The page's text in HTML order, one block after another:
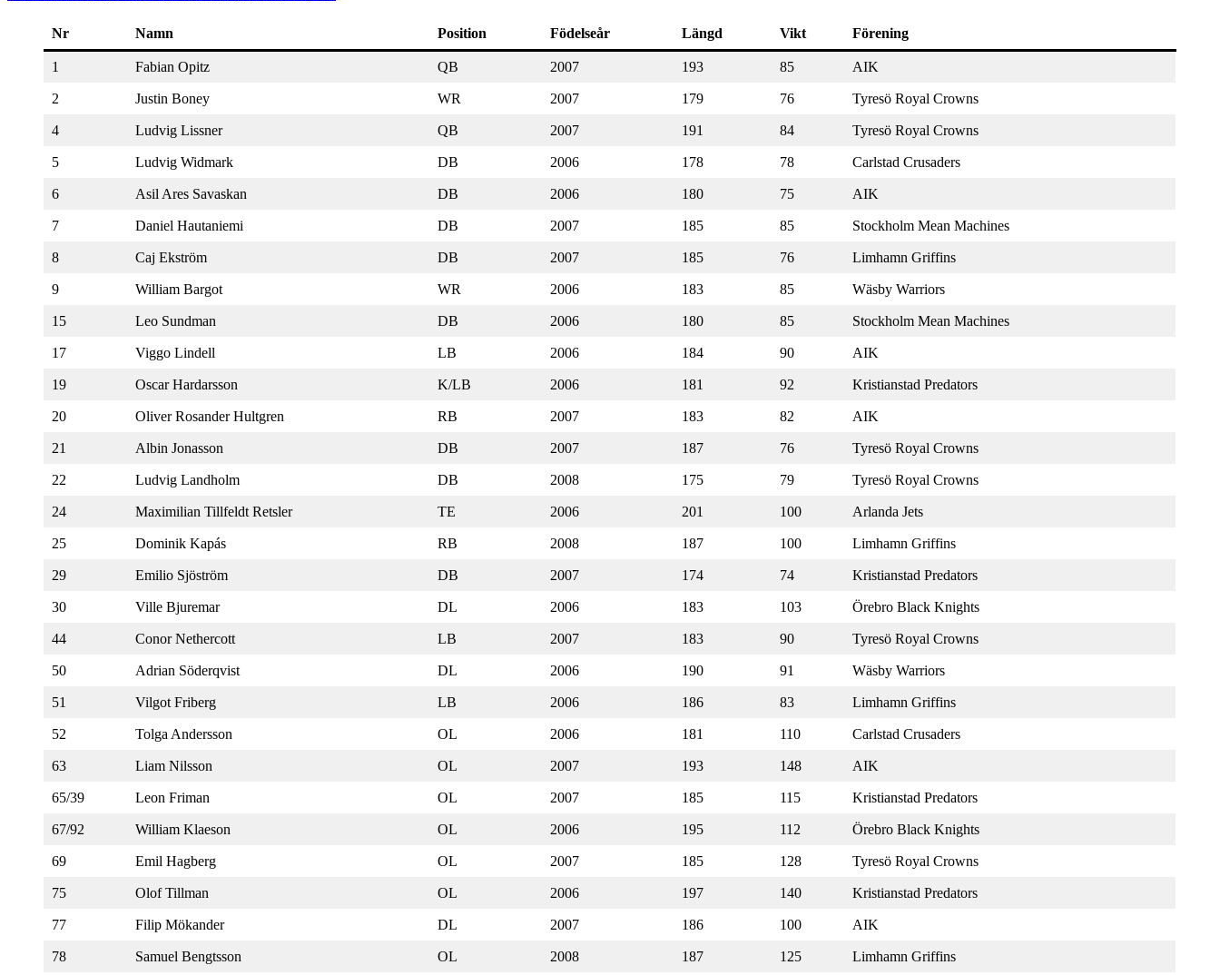
Nr Namn Position Födelseår Längd Vikt Förening
1 Fabian Opitz QB 2007 193 85 AIK
2 Justin Boney WR 2007 179 76 Tyresö Royal Crowns
4 Ludvig Lissner QB 2007 191 84 Tyresö Royal Crowns
5 Ludvig Widmark DB 2006 178 78 Carlstad Crusaders
6 Asil Ares Savaskan DB 2006 180 75 AIK
7 Daniel Hautaniemi DB 2007 185 85 Stockholm Mean Machines
8 Caj Ekström DB 2007 185 76 Limhamn Griffins
9 William Bargot WR 2006 183 85 Wäsby Warriors
15 Leo Sundman DB 2006 180 85 Stockholm Mean Machines
17 Viggo Lindell LB 2006 184 90 AIK
19 Oscar Hardarsson K/LB 2006 181 92 Kristianstad Predators
20 Oliver Rosander Hultgren RB 2007 183 82 AIK
21 Albin Jonasson DB 2007 187 76 Tyresö Royal Crowns
22 Ludvig Landholm DB 2008 175 79 Tyresö Royal Crowns
24 Maximilian Tillfeldt Retsler TE 2006 201 100 Arlanda Jets
25 Dominik Kapás RB 2008 187 100 Limhamn Griffins
29 Emilio Sjöström DB 2007 174 74 Kristianstad Predators
30 Ville Bjuremar DL 2006 183 103 Örebro Black Knights
44 Conor Nethercott LB 2007 183 90 Tyresö Royal Crowns
50 Adrian Söderqvist DL 2006 190 91 Wäsby Warriors
51 Vilgot Friberg LB 2006 186 83 Limhamn Griffins
52 Tolga Andersson OL 2006 181 110 Carlstad Crusaders
63 Liam Nilsson OL 2007 193 148 AIK
65/39 Leon Friman OL 2007 185 115 Kristianstad Predators
67/92 William Klaeson OL 2006 195 112 Örebro Black Knights
69 Emil Hagberg OL 2007 185 128 Tyresö Royal Crowns
75 Olof Tillman OL 2006 197 140 Kristianstad Predators
77 Filip Mökander DL 2007 186 100 AIK
78 Samuel Bengtsson OL 2008 187 125 Limhamn Griffins